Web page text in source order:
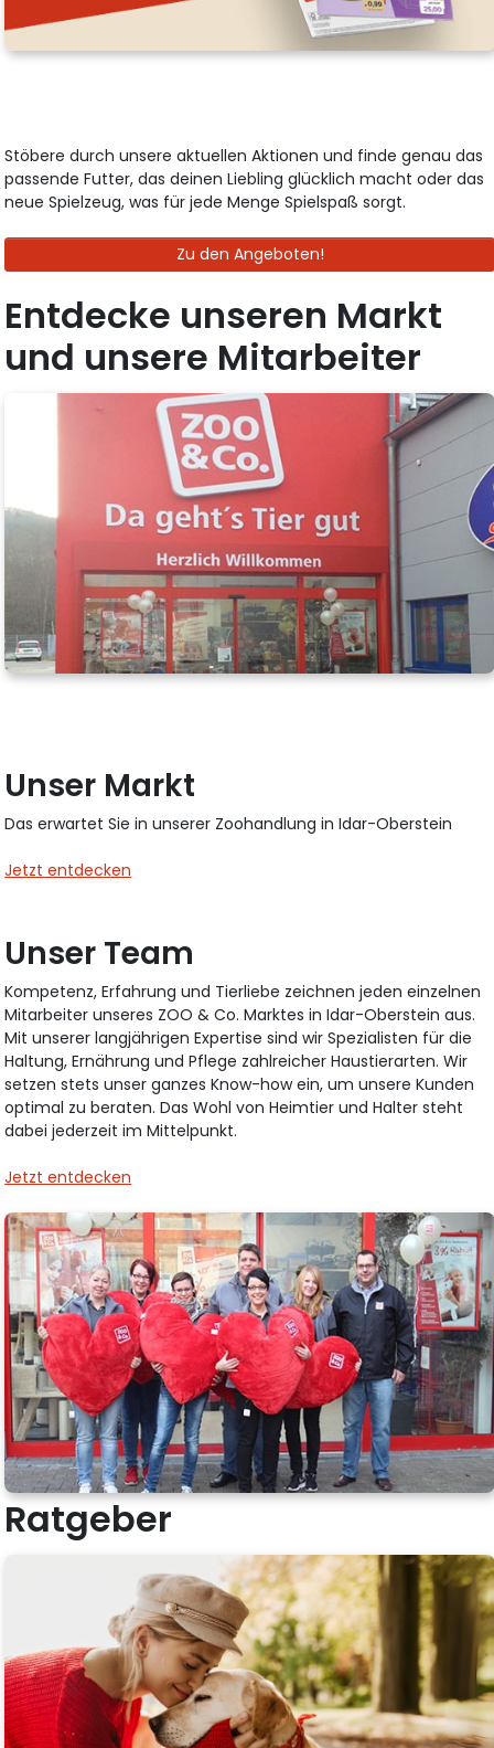
Stöbere durch unsere aktuellen Aktionen und finde genau das
passende Futter, das deinen Liebling glücklich macht oder das
neue Spielzeug, was für jede Menge Spielspaß sorgt.
Zu den Angeboten!
Entdecke unseren Markt
und unsere Mitarbeiter
Unser Markt
Das erwartet Sie in unserer Zoohandlung in Idar-Oberstein
Jetzt entdecken
Unser Team
Kompetenz, Erfahrung und Tierliebe zeichnen jeden einzelnen
Mitarbeiter unseres ZOO & Co. Marktes in Idar-Oberstein aus.
Mit unserer langjährigen Expertise sind wir Spezialisten für die
Haltung, Ernährung und Pflege zahlreicher Haustierarten. Wir
setzen stets unser ganzes Know-how ein, um unsere Kunden
optimal zu beraten. Das Wohl von Heimtier und Halter steht
dabei jederzeit im Mittelpunkt.
Jetzt entdecken
Ratgeber